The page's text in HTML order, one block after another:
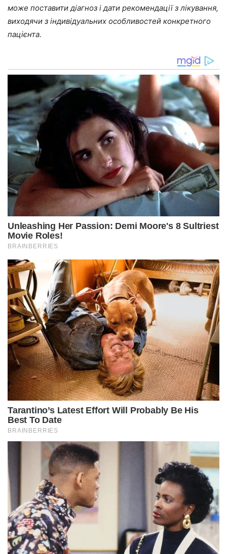
може поставити діагноз і дати рекомендації з лікування,
виходячи з індивідуальних особливостей конкретного
пацієнта.